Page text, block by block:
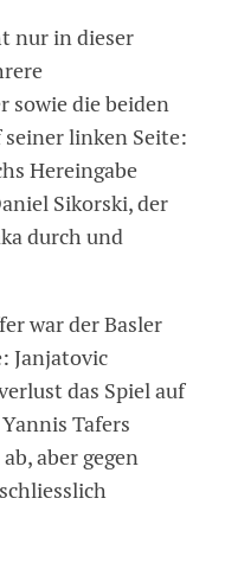
nur in dieser
sowie die beiden
linken Seite:
Hereingabe
Sikorski, der
durch und
war der Basler
Janjatovic
das Spiel auf
Tafers
aber gegen